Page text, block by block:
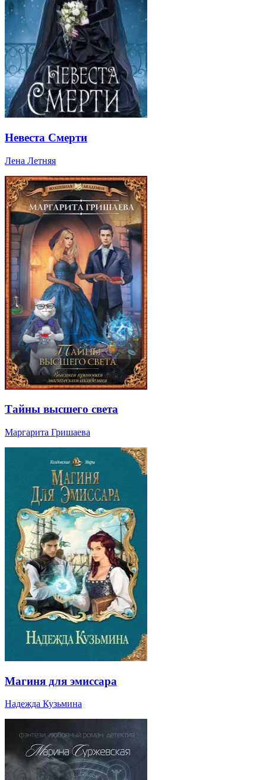
Невеста Смерти
Лена Летняя
Тайны высшего света
Маргарита Гришаева
Магиня для эмиссара
Надежда Кузьмина